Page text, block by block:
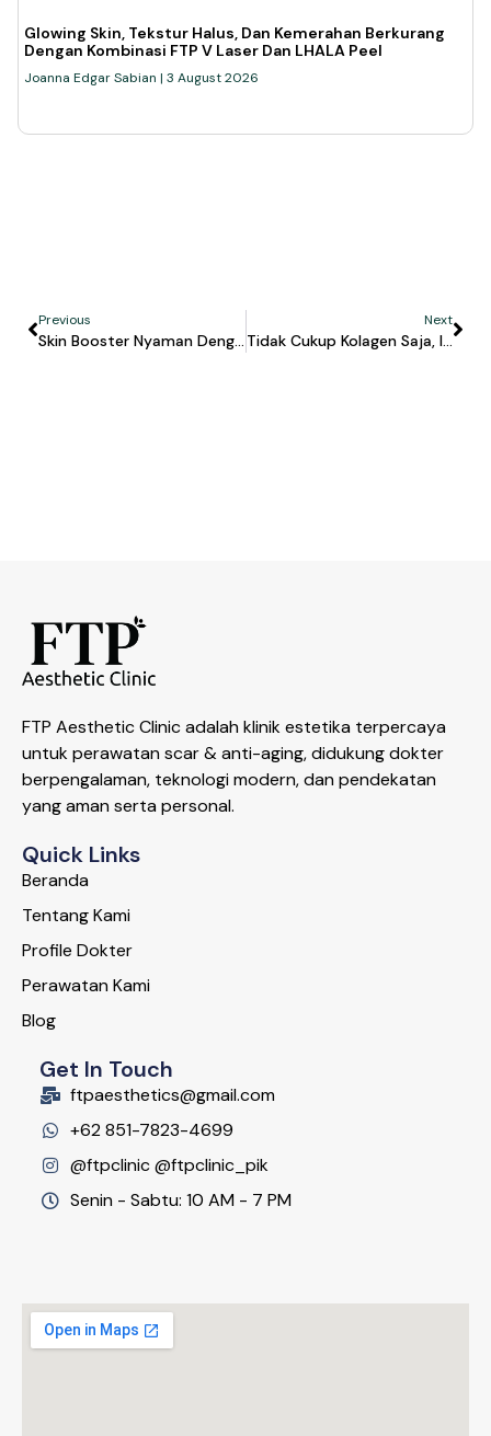
Glowing Skin, Tekstur Halus, Dan Kemerahan Berkurang
Dengan Kombinasi FTP V Laser Dan LHALA Peel
Joanna Edgar Sabian 3 August 2026
Previous
Skin Booster Nyaman Dengan Painless Injector FTP
Next
Tidak Cukup Kolagen Saja, Ini Pentingnya Elastin Untuk Kulit Awet Muda
FTP Aesthetic Clinic adalah klinik estetika terpercaya
untuk perawatan scar & anti-aging, didukung dokter
berpengalaman, teknologi modern, dan pendekatan
yang aman serta personal.
Quick Links
Beranda
Tentang Kami
Profile Dokter
Perawatan Kami
Blog
Get In Touch
ftpaesthetics@gmail.com
+62 851-7823-4699
@ftpclinic @ftpclinic_pik
Senin - Sabtu: 10 AM - 7 PM